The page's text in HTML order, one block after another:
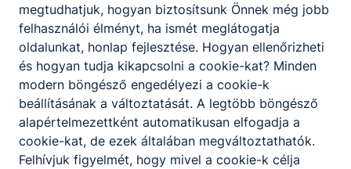
megtudhatjuk, hogyan biztosítsunk Önnek még jobb
felhasználói élményt, ha ismét meglátogatja
oldalunkat, honlap fejlesztése. Hogyan ellenőrizheti
és hogyan tudja kikapcsolni a cookie-kat? Minden
modern böngésző engedélyezi a cookie-k
beállításának a változtatását. A legtöbb böngésző
alapértelmezettként automatikusan elfogadja a
cookie-kat, de ezek általában megváltoztathatók.
Felhívjuk figyelmét, hogy mivel a cookie-k célja